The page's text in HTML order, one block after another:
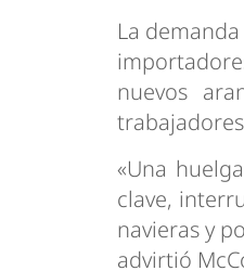
La
nuevos
«Una
clave,
navieras y
advirtió